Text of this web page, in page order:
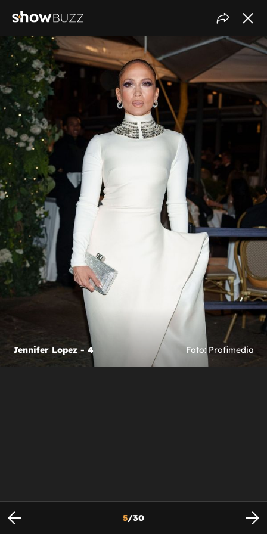
Jennifer Lopez - 4 Foto: Profimedia
5/30